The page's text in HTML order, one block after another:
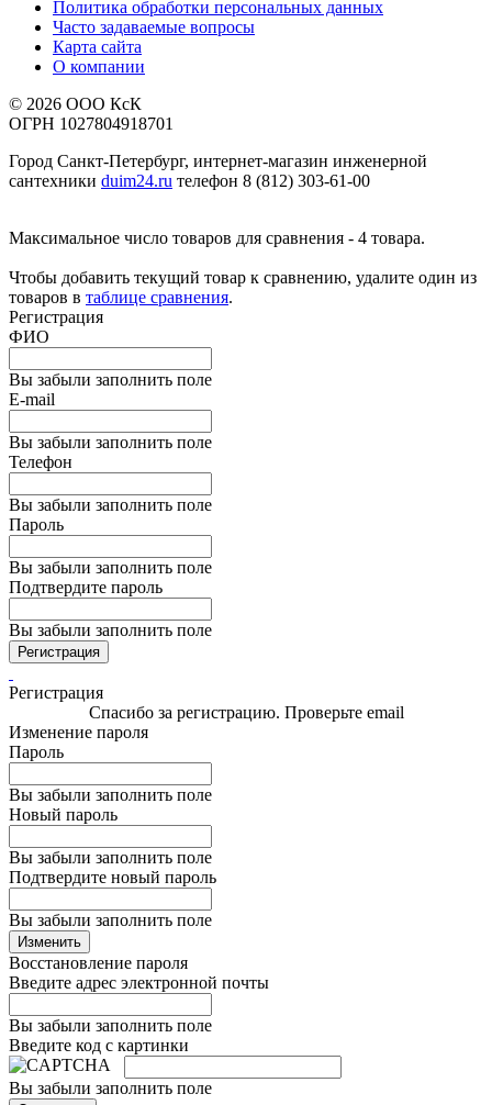
Политика обработки персональных данных
Часто задаваемые вопросы
Карта сайта
О компании
© 2026 ООО КсК
ОГРН 1027804918701
Город Санкт-Петербург, интернет-магазин инженерной
сантехники duim24.ru телефон 8 (812) 303-61-00
Максимальное число товаров для сравнения - 4 товара.
Чтобы добавить текущий товар к сравнению, удалите один из
товаров в таблице сравнения.
Регистрация
ФИО
Вы забыли заполнить поле
E-mail
Вы забыли заполнить поле
Телефон
Вы забыли заполнить поле
Пароль
Вы забыли заполнить поле
Подтвердите пароль
Вы забыли заполнить поле
Регистрация
Регистрация
Спасибо за регистрацию. Проверьте email
Изменение пароля
Пароль
Вы забыли заполнить поле
Новый пароль
Вы забыли заполнить поле
Подтвердите новый пароль
Вы забыли заполнить поле
Изменить
Восстановление пароля
Введите адрес электронной почты
Вы забыли заполнить поле
Введите код с картинки
Вы забыли заполнить поле